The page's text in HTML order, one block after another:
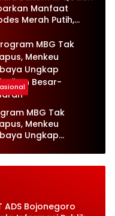
Manfaat
Merah Putih,
MBG Tak
Menkeu
Ungkap
ADS Bojonegoro